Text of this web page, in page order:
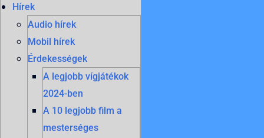
Hírek
Audio hírek
Mobil hírek
Érdekességek
A legjobb vígjátékok
2024-ben
A 10 legjobb film a
mesterséges